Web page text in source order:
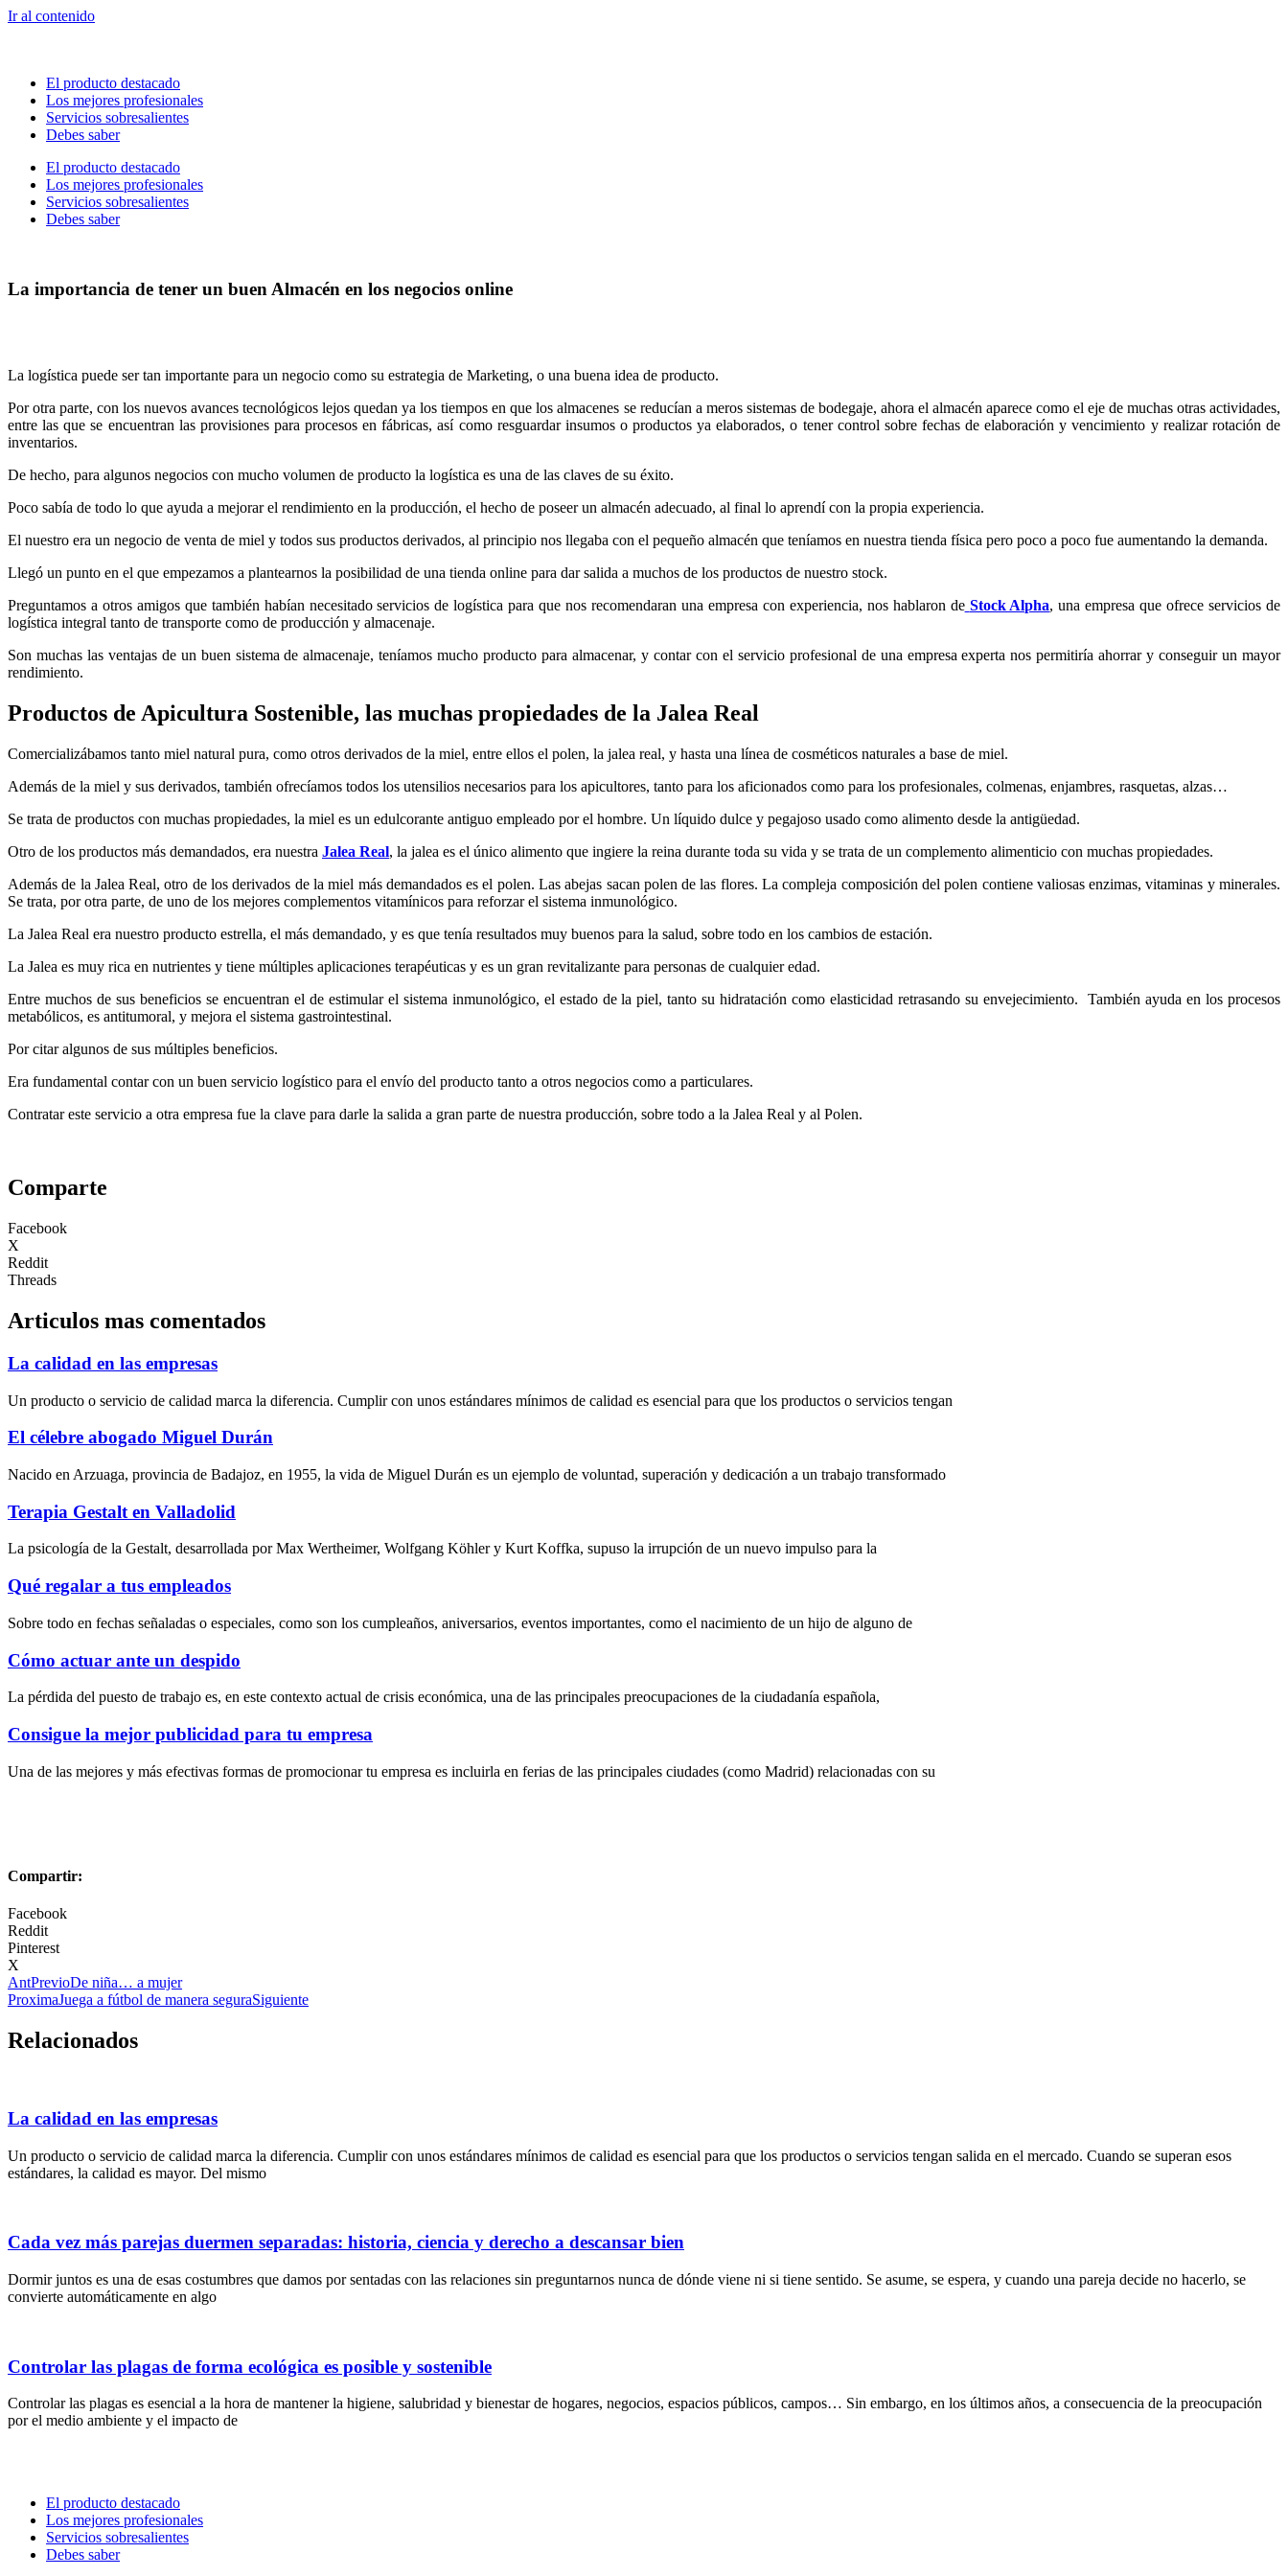
Ir al contenido
El producto destacado
Los mejores profesionales
Servicios sobresalientes
Debes saber
El producto destacado
Los mejores profesionales
Servicios sobresalientes
Debes saber
La importancia de tener un buen Almacén en los negocios online
La logística puede ser tan importante para un negocio como su estrategia de Marketing, o una buena idea de producto.
Por otra parte, con los nuevos avances tecnológicos lejos quedan ya los tiempos en que los almacenes se reducían a meros sistemas de bodegaje, ahora el almacén aparece como el eje de muchas otras actividades,
entre las que se encuentran las provisiones para procesos en fábricas, así como resguardar insumos o productos ya elaborados, o tener control sobre fechas de elaboración y vencimiento y realizar rotación de
inventarios.
De hecho, para algunos negocios con mucho volumen de producto la logística es una de las claves de su éxito.
Poco sabía de todo lo que ayuda a mejorar el rendimiento en la producción, el hecho de poseer un almacén adecuado, al final lo aprendí con la propia experiencia.
El nuestro era un negocio de venta de miel y todos sus productos derivados, al principio nos llegaba con el pequeño almacén que teníamos en nuestra tienda física pero poco a poco fue aumentando la demanda.
Llegó un punto en el que empezamos a plantearnos la posibilidad de una tienda online para dar salida a muchos de los productos de nuestro stock.
Preguntamos a otros amigos que también habían necesitado servicios de logística para que nos recomendaran una empresa con experiencia, nos hablaron de Stock Alpha, una empresa que ofrece servicios de
logística integral tanto de transporte como de producción y almacenaje.
Son muchas las ventajas de un buen sistema de almacenaje, teníamos mucho producto para almacenar, y contar con el servicio profesional de una empresa experta nos permitiría ahorrar y conseguir un mayor
rendimiento.
Productos de Apicultura Sostenible, las muchas propiedades de la Jalea Real
Comercializábamos tanto miel natural pura, como otros derivados de la miel, entre ellos el polen, la jalea real, y hasta una línea de cosméticos naturales a base de miel.
Además de la miel y sus derivados, también ofrecíamos todos los utensilios necesarios para los apicultores, tanto para los aficionados como para los profesionales, colmenas, enjambres, rasquetas, alzas…
Se trata de productos con muchas propiedades, la miel es un edulcorante antiguo empleado por el hombre. Un líquido dulce y pegajoso usado como alimento desde la antigüedad.
Otro de los productos más demandados, era nuestra Jalea Real, la jalea es el único alimento que ingiere la reina durante toda su vida y se trata de un complemento alimenticio con muchas propiedades.
Además de la Jalea Real, otro de los derivados de la miel más demandados es el polen. Las abejas sacan polen de las flores. La compleja composición del polen contiene valiosas enzimas, vitaminas y minerales.
Se trata, por otra parte, de uno de los mejores complementos vitamínicos para reforzar el sistema inmunológico.
La Jalea Real era nuestro producto estrella, el más demandado, y es que tenía resultados muy buenos para la salud, sobre todo en los cambios de estación.
La Jalea es muy rica en nutrientes y tiene múltiples aplicaciones terapéuticas y es un gran revitalizante para personas de cualquier edad.
Entre muchos de sus beneficios se encuentran el de estimular el sistema inmunológico, el estado de la piel, tanto su hidratación como elasticidad retrasando su envejecimiento. También ayuda en los procesos
metabólicos, es antitumoral, y mejora el sistema gastrointestinal.
Por citar algunos de sus múltiples beneficios.
Era fundamental contar con un buen servicio logístico para el envío del producto tanto a otros negocios como a particulares.
Contratar este servicio a otra empresa fue la clave para darle la salida a gran parte de nuestra producción, sobre todo a la Jalea Real y al Polen.
Comparte
Facebook
X
Reddit
Threads
Articulos mas comentados
La calidad en las empresas
Un producto o servicio de calidad marca la diferencia. Cumplir con unos estándares mínimos de calidad es esencial para que los productos o servicios tengan
El célebre abogado Miguel Durán
Nacido en Arzuaga, provincia de Badajoz, en 1955, la vida de Miguel Durán es un ejemplo de voluntad, superación y dedicación a un trabajo transformado
Terapia Gestalt en Valladolid
La psicología de la Gestalt, desarrollada por Max Wertheimer, Wolfgang Köhler y Kurt Koffka, supuso la irrupción de un nuevo impulso para la
Qué regalar a tus empleados
Sobre todo en fechas señaladas o especiales, como son los cumpleaños, aniversarios, eventos importantes, como el nacimiento de un hijo de alguno de
Cómo actuar ante un despido
La pérdida del puesto de trabajo es, en este contexto actual de crisis económica, una de las principales preocupaciones de la ciudadanía española,
Consigue la mejor publicidad para tu empresa
Una de las mejores y más efectivas formas de promocionar tu empresa es incluirla en ferias de las principales ciudades (como Madrid) relacionadas con su
Compartir:
Facebook
Reddit
Pinterest
X
AntPrevioDe niña… a mujer
ProximaJuega a fútbol de manera seguraSiguiente
Relacionados
La calidad en las empresas
Un producto o servicio de calidad marca la diferencia. Cumplir con unos estándares mínimos de calidad es esencial para que los productos o servicios tengan salida en el mercado. Cuando se superan esos
estándares, la calidad es mayor. Del mismo
Cada vez más parejas duermen separadas: historia, ciencia y derecho a descansar bien
Dormir juntos es una de esas costumbres que damos por sentadas con las relaciones sin preguntarnos nunca de dónde viene ni si tiene sentido. Se asume, se espera, y cuando una pareja decide no hacerlo, se
convierte automáticamente en algo
Controlar las plagas de forma ecológica es posible y sostenible
Controlar las plagas es esencial a la hora de mantener la higiene, salubridad y bienestar de hogares, negocios, espacios públicos, campos… Sin embargo, en los últimos años, a consecuencia de la preocupación
por el medio ambiente y el impacto de
El producto destacado
Los mejores profesionales
Servicios sobresalientes
Debes saber